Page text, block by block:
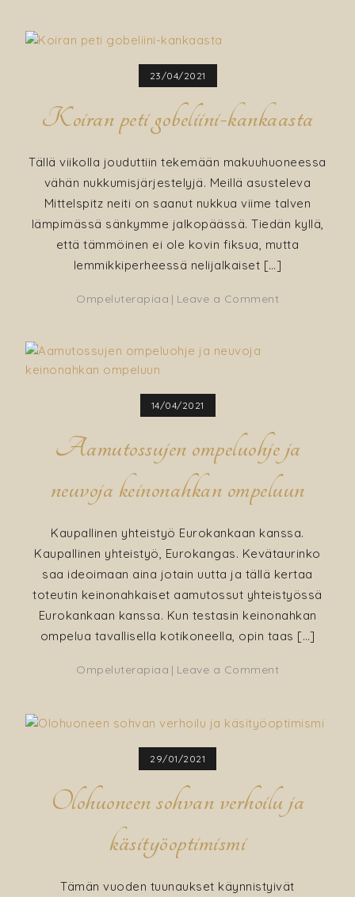
23/04/2021
Koiran peti gobeliini-kankaasta
Tällä viikolla jouduttiin tekemään makuuhuoneessa
vähän nukkumisjärjestelyjä. Meillä asusteleva
Mittelspitz neiti on saanut nukkua viime talven
lämpimässä sänkymme jalkopäässä. Tiedän kyllä,
että tämmöinen ei ole kovin fiksua, mutta
lemmikkiperheessä nelijalkaiset […]
Ompeluterapiaa Leave a Comment
14/04/2021
Aamutossujen ompeluohje ja
neuvoja keinonahkan ompeluun
Kaupallinen yhteistyö Eurokankaan kanssa.
Kaupallinen yhteistyö, Eurokangas. Kevätaurinko
saa ideoimaan aina jotain uutta ja tällä kertaa
toteutin keinonahkaiset aamutossut yhteistyössä
Eurokankaan kanssa. Kun testasin keinonahkan
ompelua tavallisella kotikoneella, opin taas […]
Ompeluterapiaa Leave a Comment
ja
ompeluun
29/01/2021
Olohuoneen sohvan verhoilu ja
käsityöoptimismi
Tämän vuoden tuunaukset käynnistyivät